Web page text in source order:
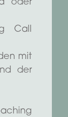
oder
Call
mit
der